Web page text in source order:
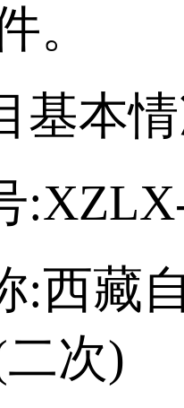
。
基本
:西藏
次)